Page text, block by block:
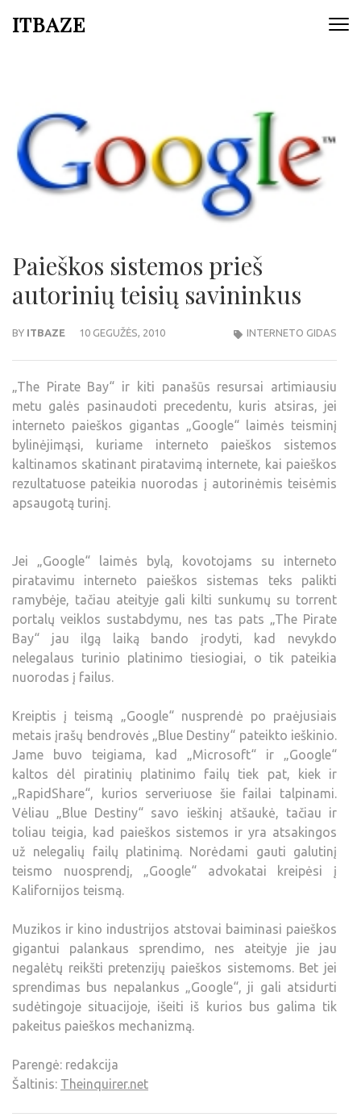
ITBAZE
Paieškos sistemos prieš
autorinių teisių savininkus
BY ITBAZE 10 GEGUŽĖS, 2010 INTERNETO GIDAS
„The Pirate Bay“ ir kiti panašūs resursai artimiausiu
metu galės pasinaudoti precedentu, kuris atsiras, jei
interneto paieškos gigantas „Google“ laimės teisminį
bylinėjimąsi, kuriame interneto paieškos sistemos
kaltinamos skatinant piratavimą internete, kai paieškos
rezultatuose pateikia nuorodas į autorinėmis teisėmis
apsaugotą turinį.
Jei „Google“ laimės bylą, kovotojams su interneto
piratavimu interneto paieškos sistemas teks palikti
ramybėje, tačiau ateityje gali kilti sunkumų su torrent
portalų veiklos sustabdymu, nes tas pats „The Pirate
Bay“ jau ilgą laiką bando įrodyti, kad nevykdo
nelegalaus turinio platinimo tiesiogiai, o tik pateikia
nuorodas į failus.
Kreiptis į teismą „Google“ nusprendė po praėjusiais
metais įrašų bendrovės „Blue Destiny“ pateikto ieškinio.
Jame buvo teigiama, kad „Microsoft“ ir „Google“
kaltos dėl piratinių platinimo failų tiek pat, kiek ir
„RapidShare“, kurios serveriuose šie failai talpinami.
Vėliau „Blue Destiny“ savo ieškinį atšaukė, tačiau ir
toliau teigia, kad paieškos sistemos ir yra atsakingos
už nelegalių failų platinimą. Norėdami gauti galutinį
teismo nuosprendį, „Google“ advokatai kreipėsi į
Kalifornijos teismą.
Muzikos ir kino industrijos atstovai baiminasi paieškos
gigantui palankaus sprendimo, nes ateityje jie jau
negalėtų reikšti pretenzijų paieškos sistemoms. Bet jei
sprendimas bus nepalankus „Google“, ji gali atsidurti
sudėtingoje situacijoje, išeiti iš kurios bus galima tik
pakeitus paieškos mechanizmą.
Parengė: redakcija
Šaltinis: Theinquirer.net